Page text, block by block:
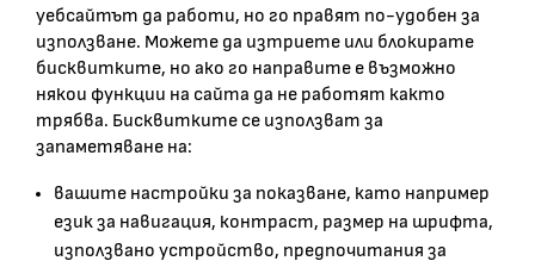
уебсайтът да работи, но го правят по-удобен за
използване. Можете да изтриете или блокирате
бисквитките, но ако го направите е възможно
някои функции на сайта да не работят както
трябва. Бисквитките се използват за
запаметяване на:
вашите настройки за показване, като например
език за навигация, контраст, размер на шрифта,
използвано устройство, предпочитания за